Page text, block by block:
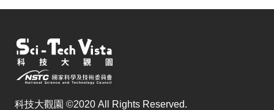
科技大觀園 ©2020 All Rights Reserved.